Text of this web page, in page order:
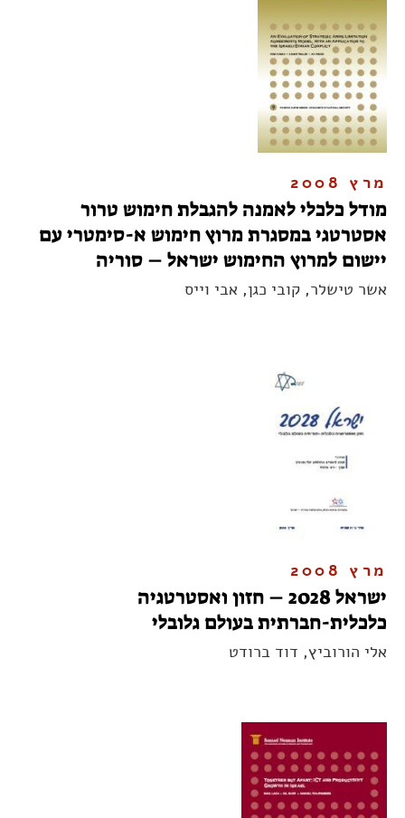
מרץ 2008
מודל כלכלי לאמנה להגבלת חימוש טרור
אסטרטגי במסגרת מרוץ חימוש א-סימטרי עם
יישום למרוץ החימוש ישראל – סוריה
אשר טישלר, קובי כגן, אבי וייס
מרץ 2008
ישראל 2028 – חזון ואסטרטגיה
כלכלית-חברתית בעולם גלובלי
אלי הורוביץ, דוד ברודט